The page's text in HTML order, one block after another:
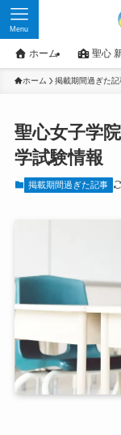
Menu
ホーム 聖心
ホーム 掲載期間過ぎた記
聖心女子学
学試験情報
掲載期間過ぎた記事